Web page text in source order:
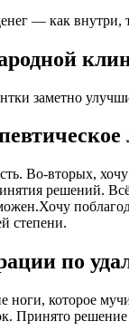
— как
заметно
Во-вторых,
решений.
степени.
по
которое
Принято